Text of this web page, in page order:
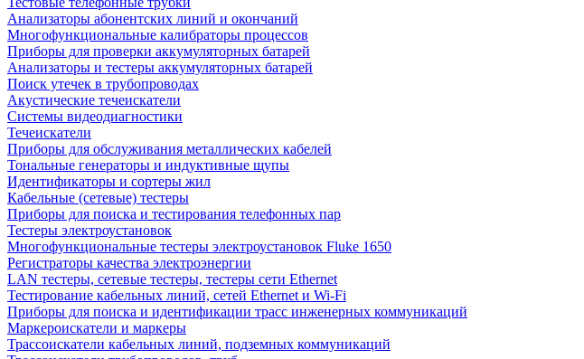
Анализаторы абонентских линий и окончаний
Многофункциональные калибраторы процессов
Приборы для проверки аккумуляторных батарей
Анализаторы и тестеры аккумуляторных батарей
Поиск утечек в трубопроводах
Акустические течеискатели
Системы видеодиагностики
Течеискатели
Приборы для обслуживания металлических кабелей
Тональные генераторы и индуктивные щупы
Идентификаторы и сортеры жил
Кабельные (сетевые) тестеры
Приборы для поиска и тестирования телефонных пар
Тестеры электроустановок
Многофункциональные тестеры электроустановок Fluke 1650
Регистраторы качества электроэнергии
LAN тестеры, сетевые тестеры, тестеры сети Ethernet
Тестирование кабельных линий, сетей Ethernet и Wi-Fi
Приборы для поиска и идентификации трасс инженерных коммуникаций
Маркероискатели и маркеры
Трассоискатели кабельных линий, подземных коммуникаций